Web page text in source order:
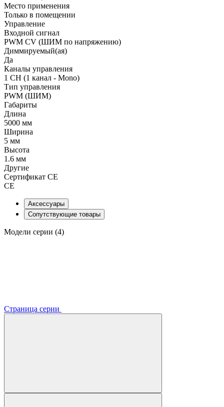
Место применения
Только в помещении
Управление
Входной сигнал
PWM СV (ШИМ по напряжению)
Диммируемый(ая)
Да
Каналы управления
1 CH (1 канал - Mono)
Тип управления
PWM (ШИМ)
Габариты
Длина
5000 мм
Ширина
5 мм
Высота
1.6 мм
Другие
Сертификат CE
CE
Аксессуары
Сопутствующие товары
Модели серии (4)
Страница серии